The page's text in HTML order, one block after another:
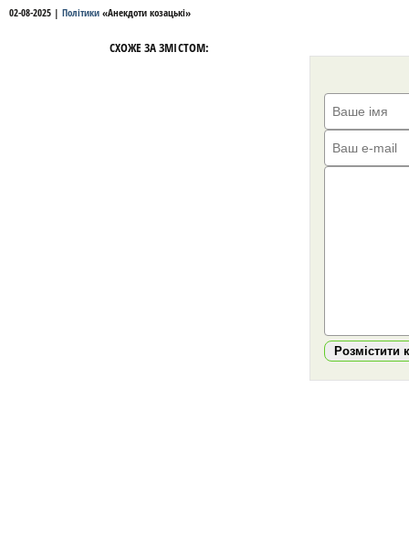
02-08-2025 | Політики «Анекдоти козацькі»
СХОЖЕ ЗА ЗМІСТОМ:
Розмістити